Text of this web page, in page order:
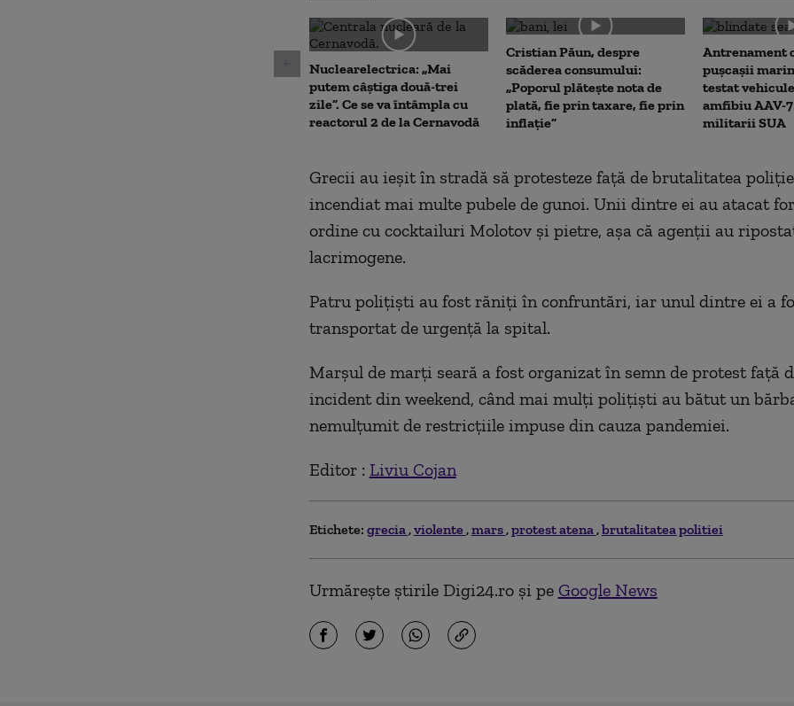
0
secondsVolume
90%
Nuclearelectrica: „Mai
putem câștiga două-trei
zile”. Ce se va întâmpla cu
reactorul 2 de la Cernavodă
Cristian Păun, despre
scăderea consumului:
„Poporul plătește nota de
plată, fie prin taxare, fie prin
inflație”
Antrenament
pușcașii
testat
amfibiu AAV-
militarii SUA
Grecii au ieșit în stradă să protesteze față de brutalitatea
incendiat mai multe pubele de gunoi. Unii dintre ei au atacat
ordine cu cocktailuri Molotov și pietre, așa că agenții au
lacrimogene.
Patru polițiști au fost răniți în confruntări, iar unul dintre ei a
transportat de urgență la spital.
Marșul de marți seară a fost organizat în semn de protest față
incident din weekend, când mai mulți polițiști au bătut un
nemulțumit de restricțiile impuse din cauza pandemiei.
Editor : Liviu Cojan
Etichete: grecia violente mars protest atena brutalitatea politiei
Urmărește știrile Digi24.ro și pe Google News